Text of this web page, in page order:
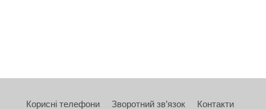
Корисні телефони Зворотний зв’язок Контакти